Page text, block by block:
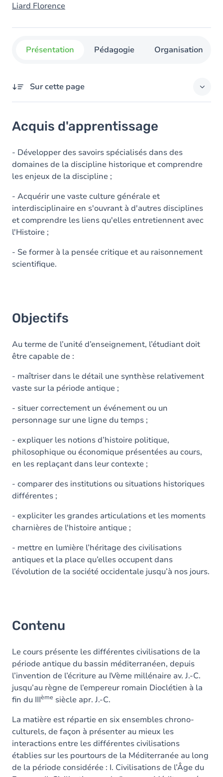
Liard Florence
Présentation Pédagogie Organisation
Sur cette page
Objectifs
Contenu
Table des matières
Acquis d'apprentissage
- Développer des savoirs spécialisés dans des
domaines de la discipline historique et comprendre
les enjeux de la discipline ;
- Acquérir une vaste culture générale et
interdisciplinaire en s'ouvrant à d'autres disciplines
et comprendre les liens qu'elles entretiennent avec
l'Histoire ;
- Se former à la pensée critique et au raisonnement
scientifique.
Objectifs
Au terme de l’unité d’enseignement, l’étudiant doit
être capable de :
- maîtriser dans le détail une synthèse relativement
vaste sur la période antique ;
- situer correctement un événement ou un
personnage sur une ligne du temps ;
- expliquer les notions d’histoire politique,
philosophique ou économique présentées au cours,
en les replaçant dans leur contexte ;
- comparer des institutions ou situations historiques
différentes ;
- expliciter les grandes articulations et les moments
charnières de l'histoire antique ;
- mettre en lumière l’héritage des civilisations
antiques et la place qu’elles occupent dans
l’évolution de la société occidentale jusqu’à nos jours.
Contenu
Le cours présente les différentes civilisations de la
période antique du bassin méditerranéen, depuis
l’invention de l’écriture au IVème millénaire av. J.-C.
jusqu’au règne de l’empereur romain Dioclétien à la
fin du IIIème siècle apr. J.-C.
La matière est répartie en six ensembles chrono-
culturels, de façon à présenter au mieux les
interactions entre les différentes civilisations
établies sur les pourtours de la Méditerranée au long
de la période considérée : I. Civilisations de l’Âge du